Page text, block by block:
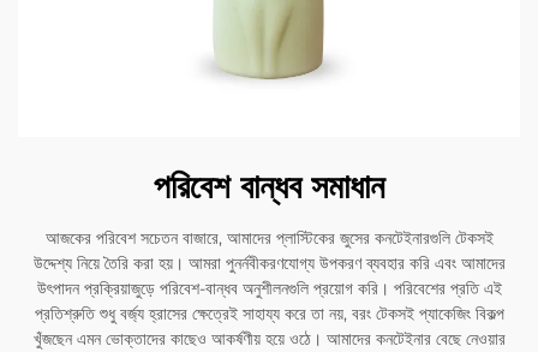
পরিবেশ বান্ধব সমাধান
আজকের পরিবেশ সচেতন বাজারে, আমাদের প্লাস্টিকের জুসের কনটেইনারগুলি টেকসই
উদ্দেশ্য নিয়ে তৈরি করা হয়। আমরা পুনর্নবীকরণযোগ্য উপকরণ ব্যবহার করি এবং আমাদের
উৎপাদন প্রক্রিয়াজুড়ে পরিবেশ-বান্ধব অনুশীলনগুলি প্রয়োগ করি। পরিবেশের প্রতি এই
প্রতিশ্রুতি শুধু বর্জ্য হ্রাসের ক্ষেত্রেই সাহায্য করে তা নয়, বরং টেকসই প্যাকেজিং বিকল্প
খুঁজছেন এমন ভোক্তাদের কাছেও আকর্ষণীয় হয়ে ওঠে। আমাদের কনটেইনার বেছে নেওয়ার